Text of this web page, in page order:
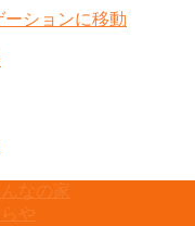
ーションに移動
なの家
や